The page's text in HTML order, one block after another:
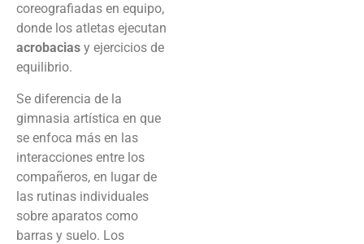
coreografiadas en equipo,
donde los atletas ejecutan
acrobacias y ejercicios de
equilibrio.
Se diferencia de la
gimnasia artística en que
se enfoca más en las
interacciones entre los
compañeros, en lugar de
las rutinas individuales
sobre aparatos como
barras y suelo. Los